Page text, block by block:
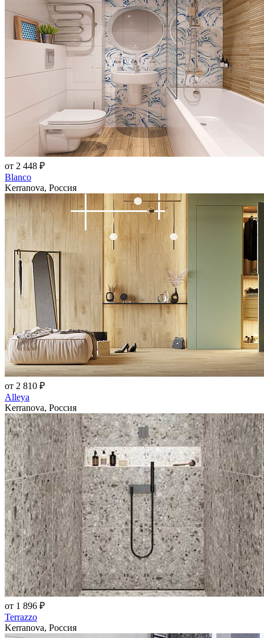
от 2 448 ₽
Blanco
Kerranova, Россия
от 2 810 ₽
Alleya
Kerranova, Россия
от 1 896 ₽
Terrazzo
Kerranova, Россия